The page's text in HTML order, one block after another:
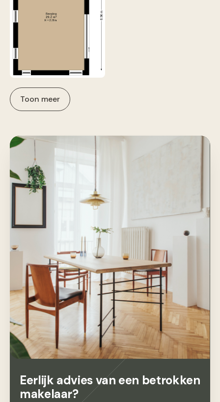
Toon meer
Eerlijk advies van een betrokken
makelaar?